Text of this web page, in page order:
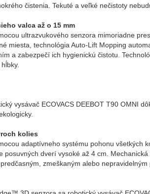
čistenia. Tekuté a veľké nečistoty
valca až o 15 mm
ultrazvukového senzora mimoriadne
miesta, technológia Auto-Lift Mopping
a zabezpečí ich hygienickú čistotu.
vysávač ECOVACS DEEBOT T90 OMNI
kolies
adaptívneho systému pohonu všetkých
dverí vysoké až 4 cm.
zmeškaným alebo nepravidelným